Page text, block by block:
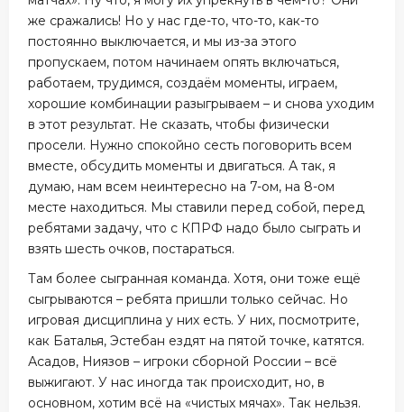
же сражались! Но у нас где-то, что-то, как-то
постоянно выключается, и мы из-за этого
пропускаем, потом начинаем опять включаться,
работаем, трудимся, создаём моменты, играем,
хорошие комбинации разыгрываем – и снова уходим
в этот результат. Не сказать, чтобы физически
просели. Нужно спокойно сесть поговорить всем
вместе, обсудить моменты и двигаться. А так, я
думаю, нам всем неинтересно на 7-ом, на 8-ом
месте находиться. Мы ставили перед собой, перед
ребятами задачу, что с КПРФ надо было сыграть и
взять шесть очков, постараться.
Там более сыгранная команда. Хотя, они тоже ещё
сыгрываются – ребята пришли только сейчас. Но
игровая дисциплина у них есть. У них, посмотрите,
как Баталья, Эстебан ездят на пятой точке, катятся.
Асадов, Ниязов – игроки сборной России – всё
выжигают. У нас иногда так происходит, но, в
основном, хотим всё на «чистых мячах». Так нельзя.